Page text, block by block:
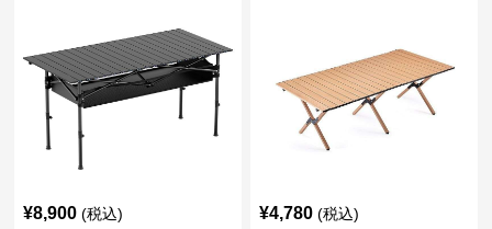
¥8,900 (税込) ¥4,780 (税込)